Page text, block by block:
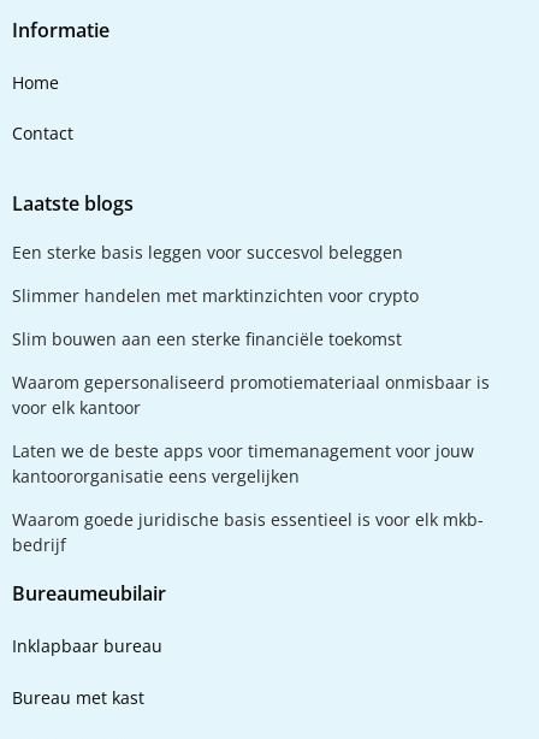
Informatie
Home
Contact
Laatste blogs
Een sterke basis leggen voor succesvol beleggen
Slimmer handelen met marktinzichten voor crypto
Slim bouwen aan een sterke financiële toekomst
Waarom gepersonaliseerd promotiemateriaal onmisbaar is
voor elk kantoor
Laten we de beste apps voor timemanagement voor jouw
kantoororganisatie eens vergelijken
Waarom goede juridische basis essentieel is voor elk mkb-
bedrijf
Bureaumeubilair
Inklapbaar bureau
Bureau met kast